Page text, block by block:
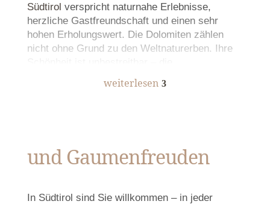
Südtirol verspricht naturnahe Erlebnisse,
herzliche Gastfreundschaft und einen sehr
hohen Erholungswert. Die Dolomiten zählen
nicht ohne Grund zu den Weltnaturerben. Ihre
schneebedeckten Berggipfel, tiefe Wälder und
satte Almweiden prägen diese Landschaft.
weiterlesen 3
und Gaumenfreuden
In Südtirol sind Sie willkommen – in jeder